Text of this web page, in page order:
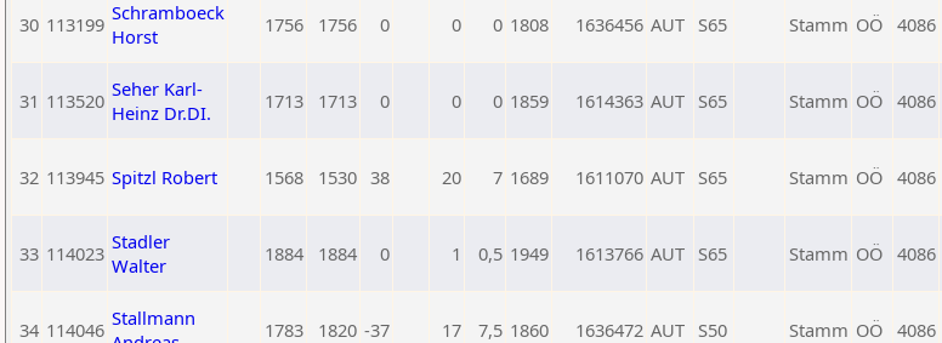
30 113199 Schramboeck
Horst
1756 1756 0 0 0 1808 1636456 AUT S65 Stamm OÖ 4086
31 113520 Seher Karl-
Heinz Dr.DI.
1713 1713 0 0 0 1859 1614363 AUT S65 Stamm OÖ 4086
32 113945 Spitzl Robert 1568 1530 38 20 7 1689 1611070 AUT S65 Stamm OÖ 4086
33 114023 Stadler
Walter
1884 1884 0 1 0,5 1949 1613766 AUT S65 Stamm OÖ 4086
34 114046 Stallmann
1783 1820 -37 17 7,5 1860 1636472 AUT S50 Stamm OÖ 4086